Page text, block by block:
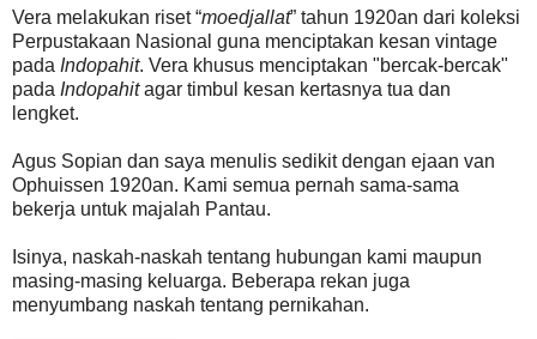
Vera melakukan riset “moedjallat” tahun 1920an dari koleksi
Perpustakaan Nasional guna menciptakan kesan vintage
pada Indopahit. Vera khusus menciptakan "bercak-bercak"
pada Indopahitagar timbul kesan kertasnya tua dan
lengket.
Agus Sopian dan saya menulis sedikit dengan ejaan van
Ophuissen 1920an. Kami semua pernah sama-sama
bekerja untuk majalah Pantau.
Isinya, naskah-naskah tentang hubungan kami maupun
masing-masing keluarga. Beberapa rekan juga
menyumbang naskah tentang pernikahan.